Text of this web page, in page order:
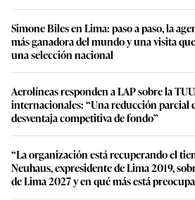
Simone Biles en Lima: paso a paso, la
más ganadora del mundo y una visita
una selección nacional
Aerolíneas responden a LAP sobre la
internacionales: “Una reducción parcial
desventaja competitiva de fondo”
“La organización está recuperando el
Neuhaus, expresidente de Lima 2019,
de Lima 2027 y en qué más está